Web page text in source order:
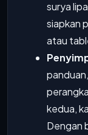
surya
siapkan
atau
kedua,
Dengan